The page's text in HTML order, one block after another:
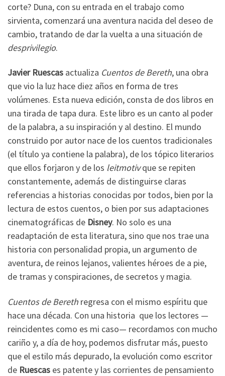
corte? Duna, con su entrada en el trabajo como
sirvienta, comenzará una aventura nacida del deseo de
cambio, tratando de dar la vuelta a una situación de
desprivilegio.
Javier Ruescas actualiza Cuentos de Bereth, una obra
que vio la luz hace diez años en forma de tres
volúmenes. Esta nueva edición, consta de dos libros en
una tirada de tapa dura. Este libro es un canto al poder
de la palabra, a su inspiración y al destino. El mundo
construido por autor nace de los cuentos tradicionales
(el título ya contiene la palabra), de los tópico literarios
que ellos forjaron y de los leitmotivque se repiten
constantemente, además de distinguirse claras
referencias a historias conocidas por todos, bien por la
lectura de estos cuentos, o bien por sus adaptaciones
cinematográficas de Disney. No solo es una
readaptación de esta literatura, sino que nos trae una
historia con personalidad propia, un argumento de
aventura, de reinos lejanos, valientes héroes de a pie,
de tramas y conspiraciones, de secretos y magia.
Cuentos de Bereth regresa con el mismo espíritu que
hace una década. Con una historia que los lectores —
reincidentes como es mi caso— recordamos con mucho
cariño y, a día de hoy, podemos disfrutar más, puesto
que el estilo más depurado, la evolución como escritor
de Ruescas es patente y las corrientes de pensamiento